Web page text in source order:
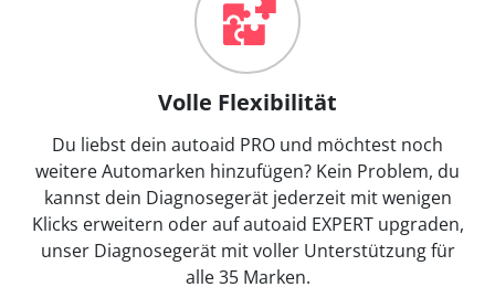
Volle Flexibilität
Du liebst dein autoaid PRO und möchtest noch
weitere Automarken hinzufügen? Kein Problem, du
kannst dein Diagnosegerät jederzeit mit wenigen
Klicks erweitern oder auf autoaid EXPERT upgraden,
unser Diagnosegerät mit voller Unterstützung für
alle 35 Marken.